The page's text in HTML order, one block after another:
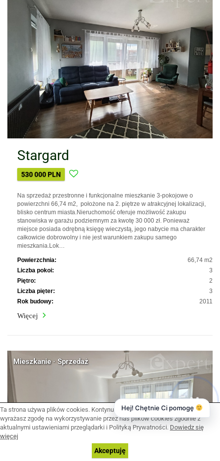
Stargard
530 000 PLN
Na sprzedaż przestronne i funkcjonalne mieszkanie 3-pokojowe o
powierzchni 66,74 m2, położone na 2. piętrze w atrakcyjnej lokalizacji,
blisko centrum miasta.Nieruchomość oferuje możliwość zakupu
stanowiska w garażu podziemnym za kwotę 30 000 zł. Ponieważ
miejsce posiada odrębną księgę wieczystą, jego nabycie ma charakter
całkowicie dobrowolny i nie jest warunkiem zakupu samego
mieszkania.Lok…
Powierzchnia:
66,74 m2
Liczba pokoi:
3
Piętro:
2
Liczba pięter:
3
Rok budowy:
2011
Więcej
Mieszkanie · Sprzedaż
Ta strona używa plików cookies. Kontynuując przeglądanie naszej strony,
wyrażasz zgodę na wykorzystywanie przez nas plików cookies zgodnie z
aktualnymi ustawieniami przeglądarki i Polityką Prywatności. Dowiedz się
więcej
Akceptuję
Hej! Chętnie Ci pomogę